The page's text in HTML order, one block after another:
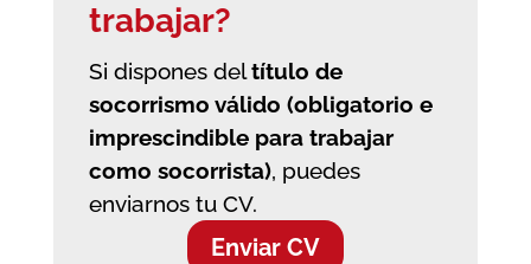
trabajar?
Si dispones deltítulo de
socorrismo válido (obligatorio e
imprescindible para trabajar
como socorrista), puedes
enviarnos tu CV.
Enviar CV